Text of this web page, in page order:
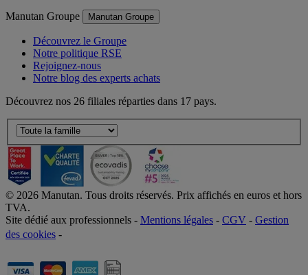
Manutan Groupe Manutan Groupe
Découvrez le Groupe
Notre politique RSE
Rejoignez-nous
Notre blog des experts achats
Découvrez nos 26 filiales réparties dans 17 pays.
© 2026 Manutan. Tous droits réservés. Prix affichés en euros et hors
TVA.
Site dédié aux professionnels - Mentions légales - CGV - Gestion
des cookies -